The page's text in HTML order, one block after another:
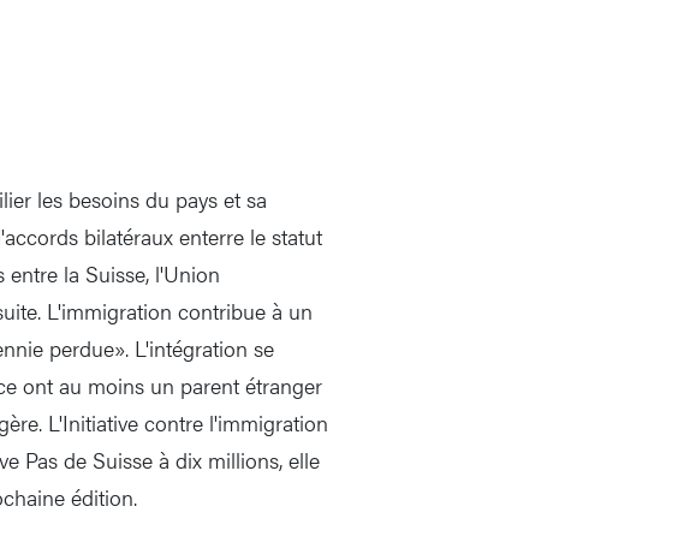
les besoins du pays et sa
bilatéraux enterre le statut
la Suisse, l'Union
L'immigration contribue à un
perdue». L'intégration se
ont au moins un parent étranger
L'Initiative contre l'immigration
Pas de Suisse à dix millions, elle
édition.